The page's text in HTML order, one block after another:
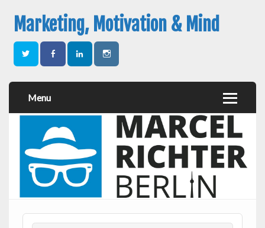
Marketing, Motivation & Mind
Menu